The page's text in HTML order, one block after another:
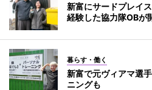
新富にサードプレイ
経験した協力隊OBが
暮らす・働く
新富で元ヴィアマ選
ニングも